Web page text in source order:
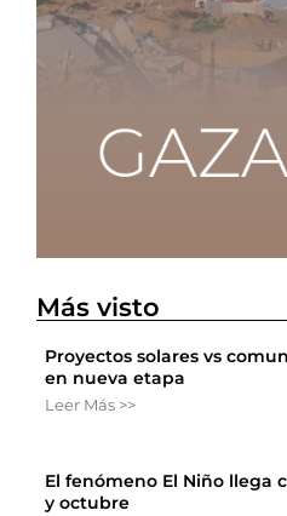
Más visto
Proyectos solares vs
en nueva etapa
Leer Más >>
El fenómeno El Niño llega
y octubre